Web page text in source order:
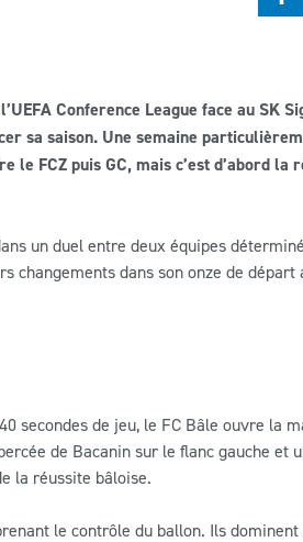
Conference League face au SK
sa saison. Une semaine
FCZ puis GC, mais c’est d’abord la
un duel entre deux équipes
changements dans son onze de départ
secondes de jeu, le FC Bâle ouvre la
de Bacanin sur le flanc gauche et
la réussite bâloise.
le contrôle du ballon. Ils